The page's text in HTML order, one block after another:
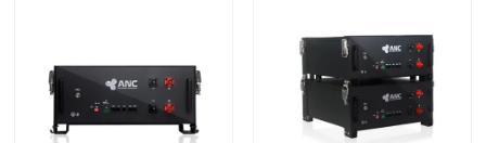
almacenamiento de la batería del hogar
Sistemas de almacenamiento de baterías